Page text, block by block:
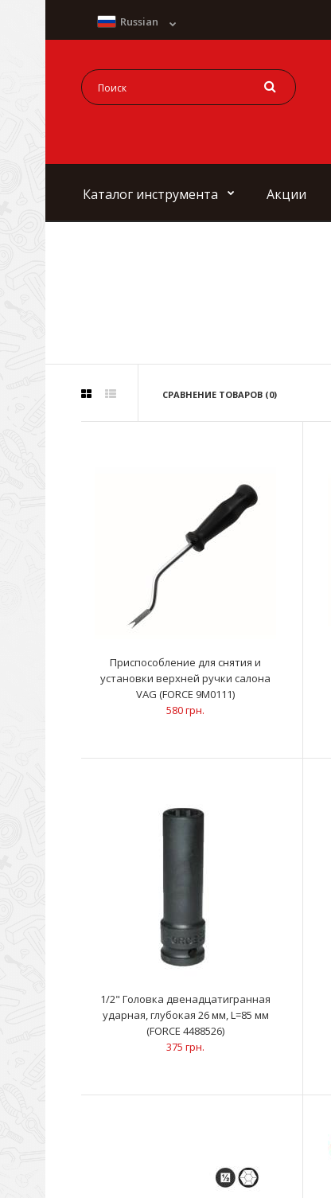
Russian
Каталог инструмента Акции
СРАВНЕНИЕ ТОВАРОВ (0)
Приспособление для снятия и
установки верхней ручки салона
VAG (FORCE 9M0111)
580 грн.
1/2" Головка двенадцатигранная
ударная, глубокая 26 мм, L=85 мм
(FORCE 4488526)
375 грн.